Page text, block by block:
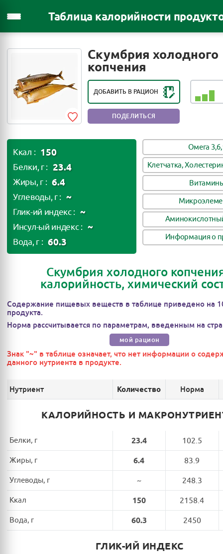
Таблица калорийности
Скумбрия холодного
копчения
ДОБАВИТЬ В РАЦИОН
РЕЙТИНГ ПОЛЕЗНОСТИ ПРОДУКТА:
ПОЛЕЗЕН В НЕБОЛЬШИХ
КОЛИЧЕСТВАХ
ПОДЕЛИТЬСЯ
Ккал : 150
Белки, г : 23.4
Жиры, г : 6.4
Углеводы, г : ~
Глик-ий индекс : ~
Инсул-ый индекс : ~
Вода, г : 60.3
Омега
Клетчатка,
Информация о
Скумбрия холодного
калорийность, химический
Содержание пищевых веществ в таблице приведено на
продукта.
Норма рассчитывается по параметрам, введенным на
мой рацион
Знак "~" в таблице означает, что нет информации о
данного нутриента в продукте.
Нутриент Количество Норма
КАЛОРИЙНОСТЬ И
Белки, г 23.4 102.5
Жиры, г 6.4 83.9
Углеводы, г ~ 248.3
Ккал 150 2158.4
Вода, г 60.3 2450
ГЛИК-ИЙ ИНДЕКС